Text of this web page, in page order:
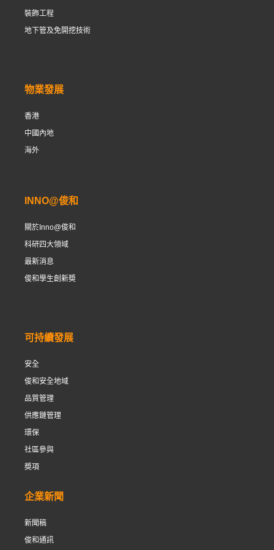
裝飾工程
地下管及免開挖技術
物業發展
香港
中國內地
海外
INNO@俊和
關於Inno@俊和
科研四大領域
最新消息
俊和學生創新奬
可持續發展
安全
俊和安全地域
品質管理
供應鏈管理
環保
社區參與
奬項
企業新聞
新聞稿
俊和通訊